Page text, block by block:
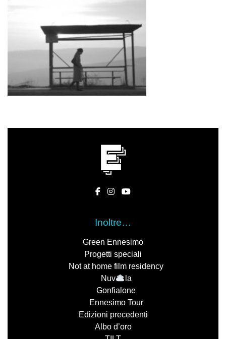
Inoltre…
Green Ennesimo
Progetti speciali
Not at home film residency
Nuv
la
Gonfialone
Ennesimo Tour
Edizioni precedenti
Albo d’oro